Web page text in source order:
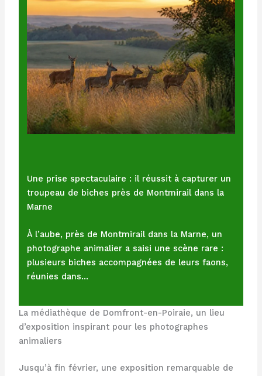
Une prise spectaculaire : il réussit à capturer un
troupeau de biches près de Montmirail dans la
Marne
À l’aube, près de Montmirail dans la Marne, un
photographe animalier a saisi une scène rare :
plusieurs biches accompagnées de leurs faons,
réunies dans…
La médiathèque de Domfront-en-Poiraie, un lieu
d’exposition inspirant pour les photographes
animaliers
Jusqu’à fin février, une exposition remarquable de